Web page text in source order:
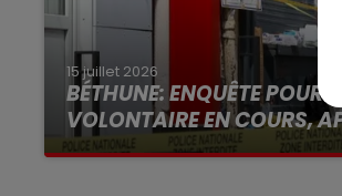
15 juillet 2026
BÉTHUNE: ENQUÊTE POUR
VOLONTAIRE EN COURS,
Selon les premiers éléments,